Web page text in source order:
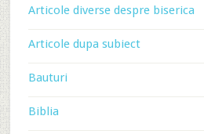
Articole diverse despre biserica
Articole dupa subiect
Bauturi
Biblia